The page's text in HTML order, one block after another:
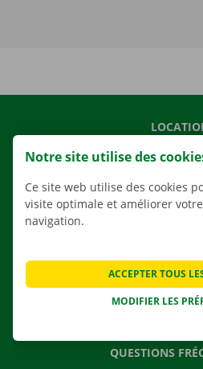
NOS
AGENCES
QUESTIONS
Notre site utilise des
Ce site web utilise des cookies
visite optimale et améliorer
navigation.
MODIFIER LES
ACCEPTER TOUS